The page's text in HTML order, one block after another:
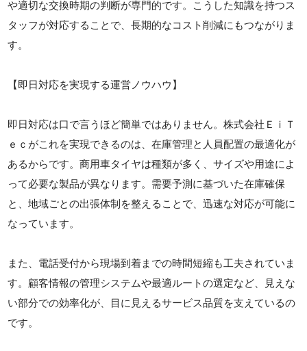
や適切な交換時期の判断が専門的です。こうした知識を持つス
タッフが対応することで、長期的なコスト削減にもつながりま
す。
【即日対応を実現する運営ノウハウ】
即日対応は口で言うほど簡単ではありません。株式会社ＥｉＴ
ｅｃがこれを実現できるのは、在庫管理と人員配置の最適化が
あるからです。商用車タイヤは種類が多く、サイズや用途によ
って必要な製品が異なります。需要予測に基づいた在庫確保
と、地域ごとの出張体制を整えることで、迅速な対応が可能に
なっています。
また、電話受付から現場到着までの時間短縮も工夫されていま
す。顧客情報の管理システムや最適ルートの選定など、見えな
い部分での効率化が、目に見えるサービス品質を支えているの
です。